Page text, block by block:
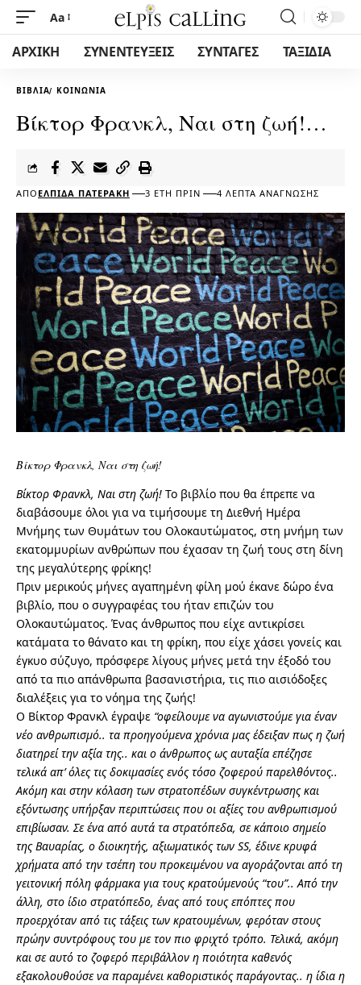
Aa
ΑΡΧΙΚΗ ΣΥΝΕΝΤΕΥΞΕΙΣ ΣΥΝΤΑΓΕΣ ΤΑΞΙΔΙΑ
ΒΙΒΛΊΑ ΚΟΙΝΩΝΊΑ
Βίκτορ Φρανκλ, Ναι στη ζωή!…
ΑΠΌ ΕΛΠΊΔΑ ΠΑΤΕΡΆΚΗ 3 ΈΤΗ ΠΡΙΝ 4 ΛΕΠΤΆ ΑΝΆΓΝΩΣΗΣ
Βίκτορ Φρανκλ, Ναι στη ζωή!
Βίκτορ Φρανκλ, Ναι στη ζωή! Το βιβλίο που θα έπρεπε να
διαβάσουμε όλοι για να τιμήσουμε τη Διεθνή Ημέρα
Μνήμης των Θυμάτων του Ολοκαυτώματος, στη μνήμη των
εκατομμυρίων ανθρώπων που έχασαν τη ζωή τους στη δίνη
της μεγαλύτερης φρίκης!
Πριν μερικούς μήνες αγαπημένη φίλη μού έκανε δώρο ένα
βιβλίο, που ο συγγραφέας του ήταν επιζών του
Ολοκαυτώματος. Ένας άνθρωπος που είχε αντικρίσει
κατάματα το θάνατο και τη φρίκη, που είχε χάσει γονείς και
έγκυο σύζυγο, πρόσφερε λίγους μήνες μετά την έξοδό του
από τα πιο απάνθρωπα βασανιστήρια, τις πιο αισιόδοξες
διαλέξεις για το νόημα της ζωής!
Ο Βίκτορ Φρανκλ έγραψε “οφείλουμε να αγωνιστούμε για έναν
νέο ανθρωπισμό.. τα προηγούμενα χρόνια μας έδειξαν πως η ζωή
διατηρεί την αξία της.. και ο άνθρωπος ως αυταξία επέζησε
τελικά απ’ όλες τις δοκιμασίες ενός τόσο ζοφερού παρελθόντος..
Ακόμη και στην κόλαση των στρατοπέδων συγκέντρωσης και
εξόντωσης υπήρξαν περιπτώσεις που οι αξίες του ανθρωπισμού
επιβίωσαν. Σε ένα από αυτά τα στρατόπεδα, σε κάποιο σημείο
της Βαυαρίας, ο διοικητής, αξιωματικός των SS, έδινε κρυφά
χρήματα από την τσέπη του προκειμένου να αγοράζονται από τη
γειτονική πόλη φάρμακα για τους κρατούμενούς “του”.. Από την
άλλη, στο ίδιο στρατόπεδο, ένας από τους επόπτες που
προερχόταν από τις τάξεις των κρατουμένων, φερόταν στους
πρώην συντρόφους του με τον πιο φριχτό τρόπο. Τελικά, ακόμη
και σε αυτό το ζοφερό περιβάλλον η ποιότητα καθενός
εξακολουθούσε να παραμένει καθοριστικός παράγοντας.. η ίδια η